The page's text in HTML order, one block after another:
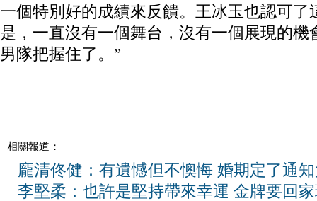
一個特別好的成績來反饋。王冰玉也認可了
是，一直沒有一個舞台，沒有一個展現的機
男隊把握住了。”
相關報道：
龐清佟健：有遺憾但不懊悔 婚期定了通
李堅柔：也許是堅持帶來幸運 金牌要回